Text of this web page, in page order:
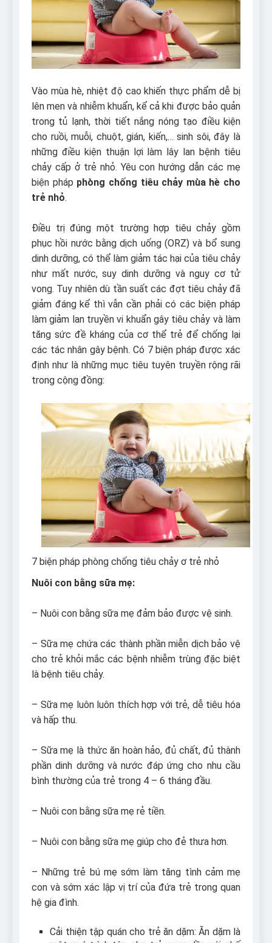
Can Bulldogs Play Fetch?
And How to Train Them!
7 Năm Ago
How Often Do I Need to
Groom My Bulldog
Vào mùa hè, nhiệt độ cao khiến thực phẩm dễ bị
lên men và nhiễm khuẩn, kể cả khi được bảo quản
trong tủ lạnh, thời tiết nắng nóng tạo điều kiện
cho ruồi, muỗi, chuột, gián, kiến,… sinh sôi, đây là
những điều kiện thuận lợi làm lây lan bệnh tiêu
chảy cấp ở trẻ nhỏ. Yêu con hướng dẫn các mẹ
biện pháp phòng chống tiêu chảy mùa hè cho
trẻ nhỏ.
Điều trị đúng một trường hợp tiêu chảy gồm
phục hồi nước bằng dịch uống (ORZ) và bổ sung
dinh dưỡng, có thể làm giảm tác hại của tiêu chảy
như mất nước, suy dinh dưỡng và nguy cơ tử
vong. Tuy nhiên dù tần suất các đợt tiêu chảy đã
giảm đáng kể thì vẫn cần phải có các biện pháp
làm giảm lan truyền vi khuẩn gây tiêu chảy và làm
tăng sức đề kháng của cơ thể trẻ để chống lại
các tác nhân gây bệnh. Có 7 biện pháp được xác
định như là những mục tiêu tuyên truyền rộng rãi
trong cộng đồng:
7 biện pháp phòng chống tiêu chảy ơ trẻ nhỏ
Nuôi con bằng sữa mẹ:
– Nuôi con bằng sữa mẹ đảm bảo được vệ sinh.
– Sữa mẹ chứa các thành phần miễn dịch bảo vệ
cho trẻ khỏi mắc các bệnh nhiễm trùng đặc biệt
là bệnh tiêu chảy.
– Sữa mẹ luôn luôn thích hợp với trẻ, dễ tiêu hóa
và hấp thu.
– Sữa mẹ là thức ăn hoàn hảo, đủ chất, đủ thành
phần dinh dưỡng và nước đáp ứng cho nhu cầu
bình thường của trẻ trong 4 – 6 tháng đầu.
– Nuôi con bằng sữa mẹ rẻ tiền.
– Nuôi con bằng sữa mẹ giúp cho đẻ thưa hơn.
– Những trẻ bú mẹ sớm làm tăng tình cảm mẹ
con và sớm xác lập vị trí của đứa trẻ trong quan
hệ gia đình.
Cải thiện tập quán cho trẻ ăn dặm: Ăn dặm là